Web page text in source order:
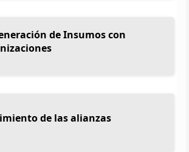
de Insumos con
de las alianzas